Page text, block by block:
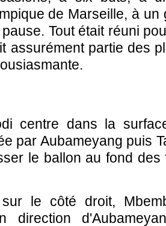
de Marseille, à
Tout était réuni
assurément partie des
centre dans la
par Aubameyang puis
le ballon au fond
le côté droit,
direction